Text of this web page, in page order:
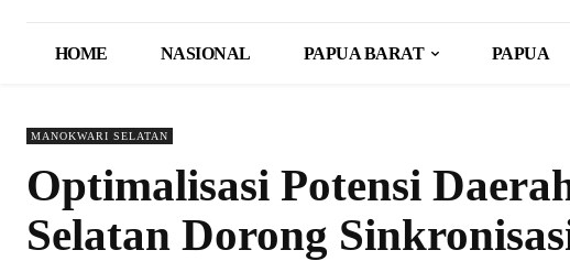
HOME NASIONAL PAPUA BARAT PAPUA
MANOKWARI SELATAN
Optimalisasi Potensi
Selatan Dorong